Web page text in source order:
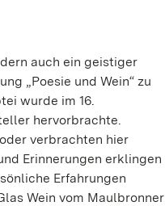
auch ein geistiger
„Poesie und Wein“ zu
wurde im 16.
hervorbrachte.
verbrachten hier
Erinnerungen erklingen
Erfahrungen
Wein vom Maulbronner